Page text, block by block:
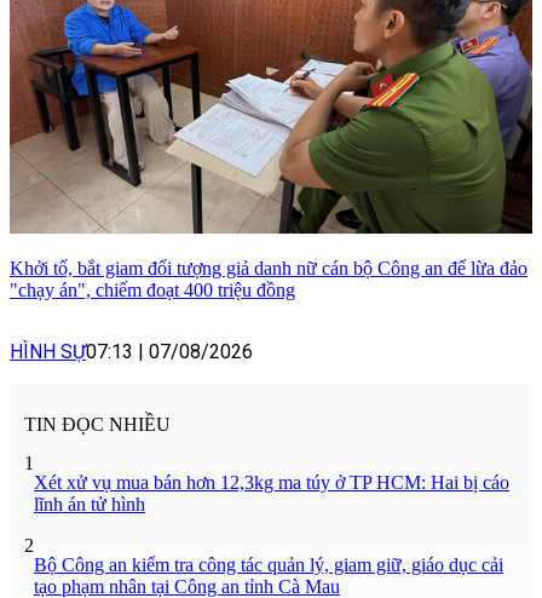
Khởi tố, bắt giam đối tượng giả danh nữ cán bộ Công an để lừa đảo
"chạy án", chiếm đoạt 400 triệu đồng
HÌNH SỰ07:13 | 07/08/2026
TIN ĐỌC NHIỀU
1
Xét xử vụ mua bán hơn 12,3kg ma túy ở TP HCM: Hai bị cáo
lĩnh án tử hình
2
Bộ Công an kiểm tra công tác quản lý, giam giữ, giáo dục cải
tạo phạm nhân tại Công an tỉnh Cà Mau